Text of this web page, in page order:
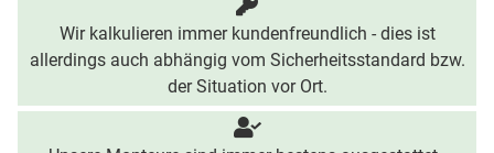
Wir kalkulieren immer kundenfreundlich - dies ist
allerdings auch abhängig vom Sicherheitsstandard bzw.
der Situation vor Ort.